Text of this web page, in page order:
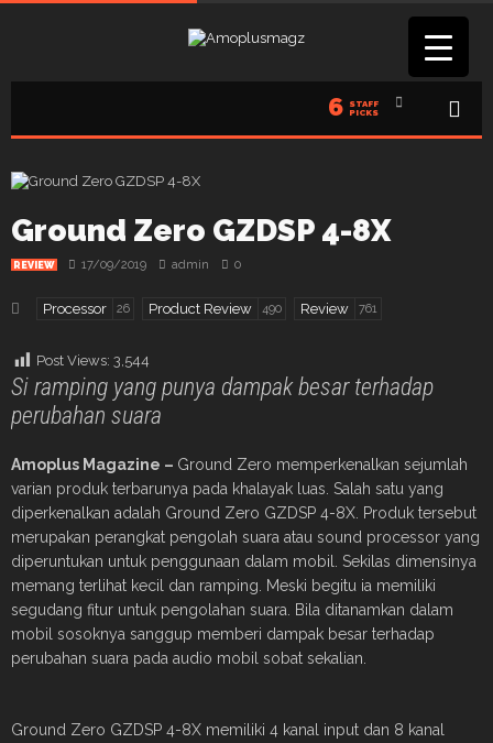
6 STAFF
PICKS
Ground Zero GZDSP 4-8X
REVIEW 17/09/2019 admin 0
Processor 26 Product Review 490 Review 761
Post Views: 3,544
Si ramping yang punya dampak besar terhadap
perubahan suara
Amoplus Magazine – Ground Zero memperkenalkan sejumlah
varian produk terbarunya pada khalayak luas. Salah satu yang
diperkenalkan adalah Ground Zero GZDSP 4-8X. Produk tersebut
merupakan perangkat pengolah suara atau sound processor yang
diperuntukan untuk penggunaan dalam mobil. Sekilas dimensinya
memang terlihat kecil dan ramping. Meski begitu ia memiliki
segudang fitur untuk pengolahan suara. Bila ditanamkan dalam
mobil sosoknya sanggup memberi dampak besar terhadap
perubahan suara pada audio mobil sobat sekalian.
Ground Zero GZDSP 4-8X memiliki 4 kanal input dan 8 kanal